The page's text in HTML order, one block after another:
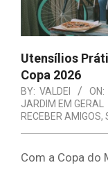
Utensílios
Copa 2026
BY: VALDEI ON:
JARDIM EM GERAL
RECEBER AMIGOS,
Com a Copa do